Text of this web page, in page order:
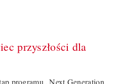
przyszłości dla